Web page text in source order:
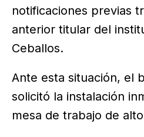
notificaciones previas
anterior titular del
Ceballos.
Ante esta situación, el
solicitó la instalación
mesa de trabajo de